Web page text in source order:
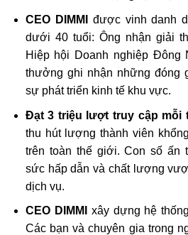
CEO DIMMI
được vinh danh
dưới 40 tuổi: Ông nhận giải
Hiệp hội Doanh nghiệp Đông
thưởng ghi nhận những đóng
sự phát triển kinh tế khu vực.
Đạt 3 triệu lượt truy cập mỗi
thu hút lượng thành viên
trên toàn thế giới. Con số ấn
sức hấp dẫn và chất lượng
dịch vụ.
CEO DIMMI
xây dựng hệ
Các bạn và chuyên gia trong